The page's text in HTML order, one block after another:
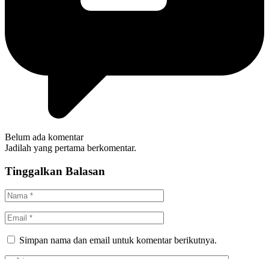
Belum ada komentar
Jadilah yang pertama berkomentar.
Tinggalkan Balasan
Simpan nama dan email untuk komentar berikutnya.